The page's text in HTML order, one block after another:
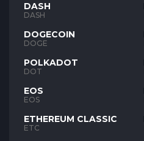
DASH
DASH
DOGECOIN
DOGE
POLKADOT
DOT
EOS
EOS
ETHEREUM CLASSIC
ETC